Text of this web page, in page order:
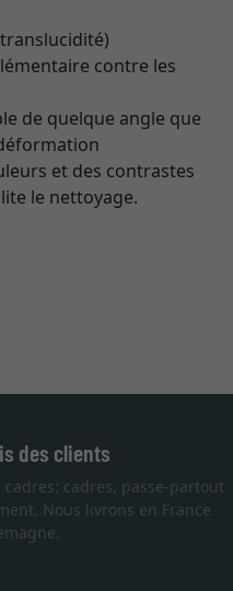
contre les
de quelque angle que
et des contrastes
le nettoyage.
des clients
cadres, passe-partout
Nous livrons en France